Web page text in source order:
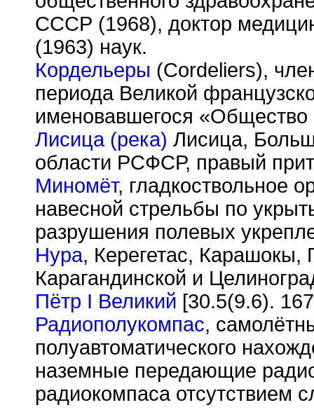
СССР (1968), доктор
(1963) наук.
Кордельеры (Cordeliers),
периода Великой
именовавшегося «Общество
Лисица (река) Лисица,
области РСФСР, правый
Миномёт, гладкоствольное
навесной стрельбы по
разрушения полевых
Нура, Керегетас, Карашокы,
Карагандинской и
Пётр I Великий [30.5(9.6).
Радиополукомпас,
полуавтоматического
наземные передающие
радиокомпаса отсутствием